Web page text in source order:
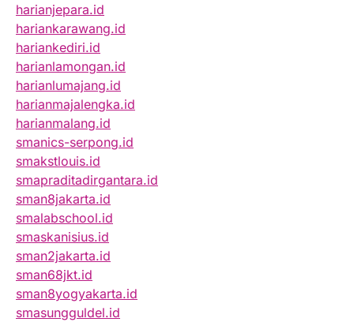
harianjepara.id
hariankarawang.id
hariankediri.id
harianlamongan.id
harianlumajang.id
harianmajalengka.id
harianmalang.id
smanics-serpong.id
smakstlouis.id
smapraditadirgantara.id
sman8jakarta.id
smalabschool.id
smaskanisius.id
sman2jakarta.id
sman68jkt.id
sman8yogyakarta.id
smasungguldel.id